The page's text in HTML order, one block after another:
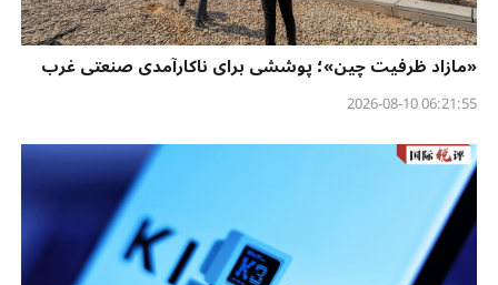
«مازاد ظرفیت چین»؛ پوششی برای ناکارآمدی صنعتی غرب
06:21:55 2026-08-10